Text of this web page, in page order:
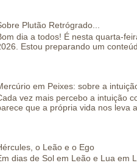
Plutão Retrógrado...
dia a todos! É nesta quarta-
Estou preparando um
em Peixes: sobre a
vez mais percebo a intuição
que a própria vida nos leva
o Leão e o Ego
dias de Sol em Leão e Lua em